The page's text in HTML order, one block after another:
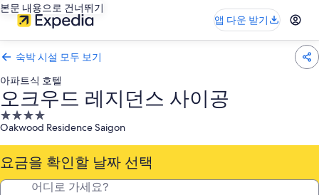
본문 내용으로 건너뛰기
앱 다운 받기
숙박 시설 모두 보기
아파트식 호텔
오크우드 레지던스 사이공
4.0
성
급
숙
박
Oakwood Residence Saigon
요금을 확인할 날짜 선택
어디로 가세요?